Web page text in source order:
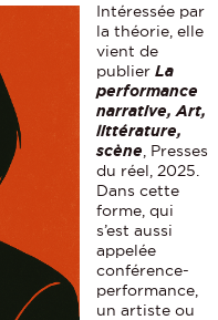
Intéressée par
la théorie, elle
vient de
publierLa
performance
narrative, Art,
littérature,
scène , Presses
du réel, 2025.
Dans cette
forme, qui
s’est aussi
appelée
conférence-
performance,
un artiste ou